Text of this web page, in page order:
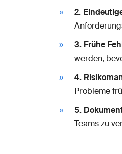
2.
3. Frühe
werden,
4.
Probleme
5.
Teams zu